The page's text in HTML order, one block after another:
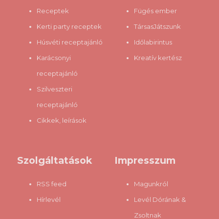
gondoljam róluk, hogy tájékozatlanok, mintsem azt, hogy
Receptek
Kerti party receptek
Húsvéti receptajánló
Karácsonyi
receptajánló
Szilveszteri
receptajánló
Cikkek, leírások
Fügés ember
TársasJátszunk
Időlabirintus
Kreatív kertész
Szolgáltatások
RSS feed
Hírlevél
Impresszum
Magunkról
Levél Dórának &
Zsoltnak